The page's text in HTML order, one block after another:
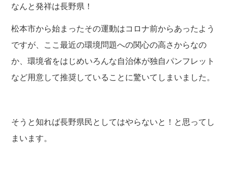
なんと発祥は長野県！
松本市から始まったその運動はコロナ前からあったよう
ですが、ここ最近の環境問題への関心の高さからなの
か、環境省をはじめいろんな自治体が独自パンフレット
など用意して推奨していることに驚いてしまいました。
そうと知れば長野県民としてはやらないと！と 思ってし
まいます。